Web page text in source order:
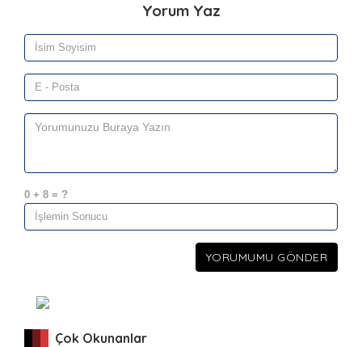
Yorum Yaz
0 + 8 = ?
YORUMUMU GÖNDER
Çok Okunanlar